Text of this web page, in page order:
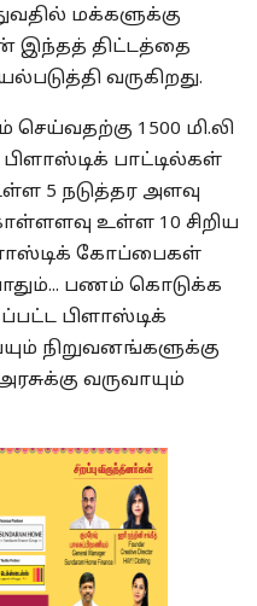
மக்களுக்கு
இந்தத் திட்டத்தை
வருகிறது.
1500 மி.லி
பாட்டில்கள்
5 நடுத்தர அளவு
உள்ள 10 சிறிய
கோப்பைகள்
பணம் கொடுக்க
பிளாஸ்டிக்
நிறுவனங்களுக்கு
வருவாயும்